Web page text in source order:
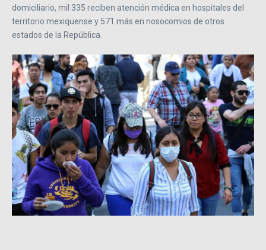
domiciliario, mil 335 reciben atención médica en hospitales del
territorio mexiquense y 571 más en nosocomios de otros
estados de la República.